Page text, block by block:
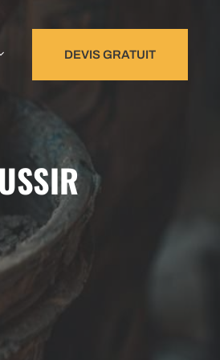
DEVIS GRATUIT